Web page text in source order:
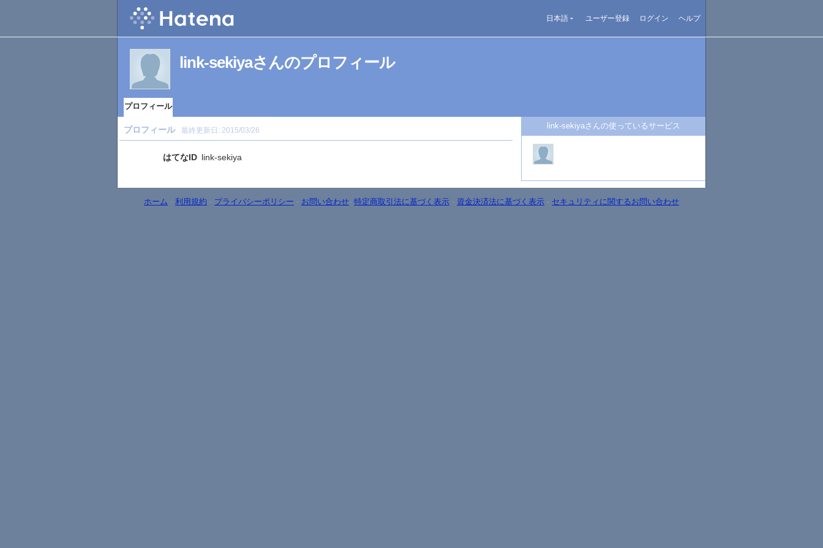
日本語 ユーザー登録 ログイン ヘルプ
link-sekiyaさんのプロフィール
プロフィール
プロフィール 最終更新日: 2015/03/26
はてなID link-sekiya
link-sekiyaさんの使っているサービス
ホーム - 利用規約 - プライバシーポリシー - お問い合わせ- 特定商取引法に基づく表示 - 資金決済法に基づく表示 - セキュリティに関するお問い合わせ